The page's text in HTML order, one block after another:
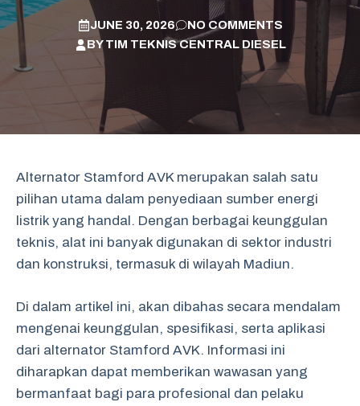
JUNE 30, 2026
NO COMMENTS
BYTIM TEKNIS CENTRAL DIESEL
Alternator Stamford AVK merupakan salah satu
pilihan utama dalam penyediaan sumber energi
listrik yang handal. Dengan berbagai keunggulan
teknis, alat ini banyak digunakan di sektor industri
dan konstruksi, termasuk di wilayah Madiun.
Di dalam artikel ini, akan dibahas secara mendalam
mengenai keunggulan, spesifikasi, serta aplikasi
dari alternator Stamford AVK. Informasi ini
diharapkan dapat memberikan wawasan yang
bermanfaat bagi para profesional dan pelaku